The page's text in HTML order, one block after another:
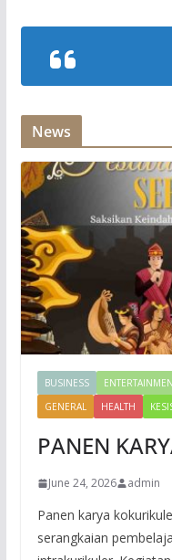
News
BUSINESS
GENERAL
HEALTH
PANEN
June 24, 2026 admin
Panen karya
serangkaian